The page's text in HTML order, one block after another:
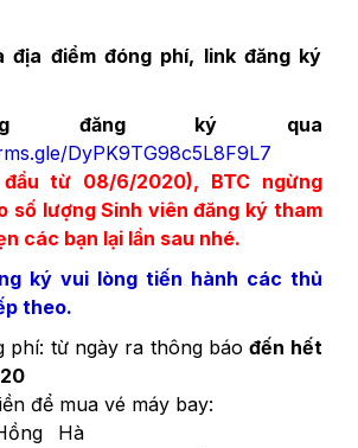
địa điểm đóng phí, link đăng ký
đăng ký qua
DyPK9TG98c5L8F9L7
từ 08/6/2020), BTC ngừng
số lượng Sinh viên đăng ký tham
các bạn lại lần sau nhé.
ký vui lòng tiến hành các thủ
theo.
phí: từ ngày ra thông báođến hết
để mua vé máy bay:
Thị Hồng Hà